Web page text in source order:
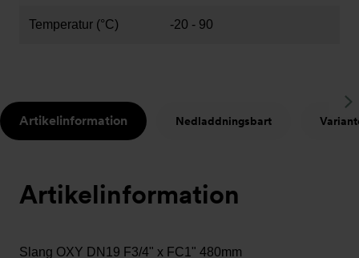
Temperatur (°C) -20 - 90
Artikelinformation Nedladdningsbart
Artikelinformation
Slang OXY DN19 F3/4" x FC1" 480mm